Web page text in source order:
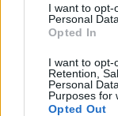
I want to opt-
Personal
Opted In
I want to opt-
Retention,
Personal
Purposes for
Opted Out
A kisfilm a bibliai
bibliai események
segítségével
a bűnbeesés és a
ráadásul igazi